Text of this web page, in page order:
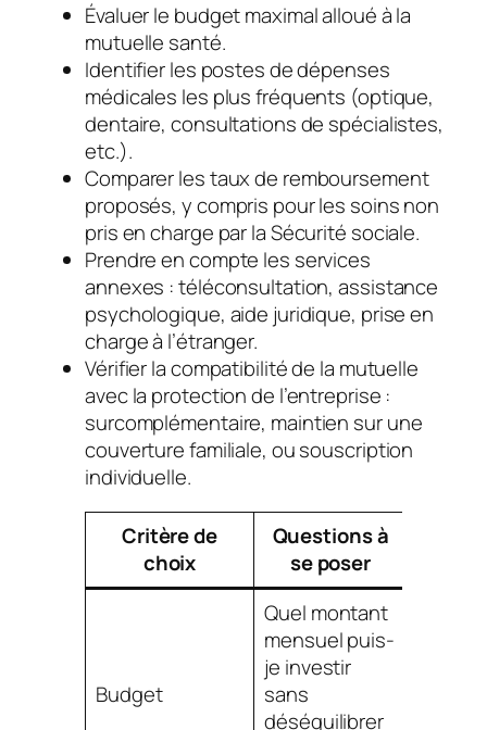
Évaluer le budget maximal alloué à la
mutuelle santé.
Identifier les postes de dépenses
médicales les plus fréquents (optique,
dentaire, consultations de spécialistes,
etc.).
Comparer les taux de remboursement
proposés, y compris pour les soins non
pris en charge par la Sécurité sociale.
Prendre en compte les services
annexes : téléconsultation, assistance
psychologique, aide juridique, prise en
charge à l’étranger.
Vérifier la compatibilité de la mutuelle
avec la protection de l’entreprise :
surcomplémentaire, maintien sur une
couverture familiale, ou souscription
individuelle.
Critère de
choix
Questions à
se poser
Budget
Quel montant
mensuel puis-
je investir
sans
déséquilibrer